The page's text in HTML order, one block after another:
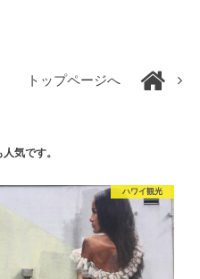
トップページへ
気です。
ハワイ観光